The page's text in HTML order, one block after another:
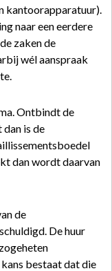
kantoorapparatuur).
naar een eerdere
zaken de
wél aanspraak
Ontbindt de
is de
dan wordt daarvan
de
De huur
bestaat dat die